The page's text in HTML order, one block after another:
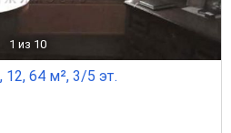
1 из 10
64 м², 3/5 эт.